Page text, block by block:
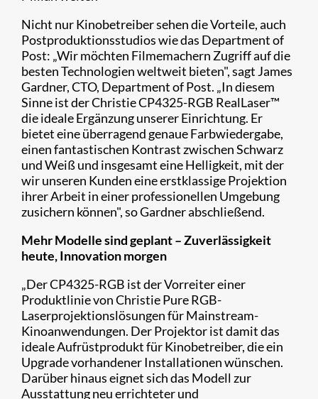
Nicht nur Kinobetreiber sehen die Vorteile, auch
Postproduktionsstudios wie das Department of
Post: „Wir möchten Filmemachern Zugriff auf die
besten Technologien weltweit bieten", sagt James
Gardner, CTO, Department of Post. „In diesem
Sinne ist der Christie CP4325-RGB RealLaser™
die ideale Ergänzung unserer Einrichtung. Er
bietet eine überragend genaue Farbwiedergabe,
einen fantastischen Kontrast zwischen Schwarz
und Weiß und insgesamt eine Helligkeit, mit der
wir unseren Kunden eine erstklassige Projektion
ihrer Arbeit in einer professionellen Umgebung
zusichern können", so Gardner abschließend.
Mehr Modelle sind geplant – Zuverlässigkeit
heute, Innovation morgen
„Der CP4325-RGB ist der Vorreiter einer
Produktlinie von Christie Pure RGB-
Laserprojektionslösungen für Mainstream-
Kinoanwendungen. Der Projektor ist damit das
ideale Aufrüstprodukt für Kinobetreiber, die ein
Upgrade vorhandener Installationen wünschen.
Darüber hinaus eignet sich das Modell zur
Ausstattung neu errichteter und